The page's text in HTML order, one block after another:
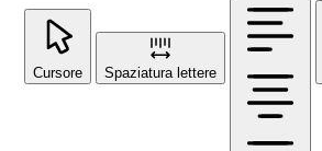
Cursore Spaziatura lettere